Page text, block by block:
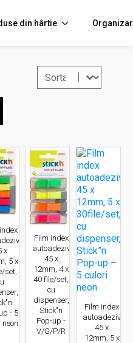
din hârtie
Filtreaza
Sort content
x
5 x
set,
- 5
neon
Film index
autoadeziv
45 x
12mm, 4 x
40 file/set,
cu
dispenser,
Stick"n
Pop-up -
V/G/P/R
Film index
autoadeziv
45 x
12mm, 5 x